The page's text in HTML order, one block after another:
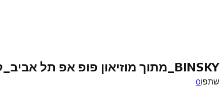
BINSKY_מתוך מוזיאון פופ אפ תל אביב_קרדיט צילום גילי לוינסון
שתפו0